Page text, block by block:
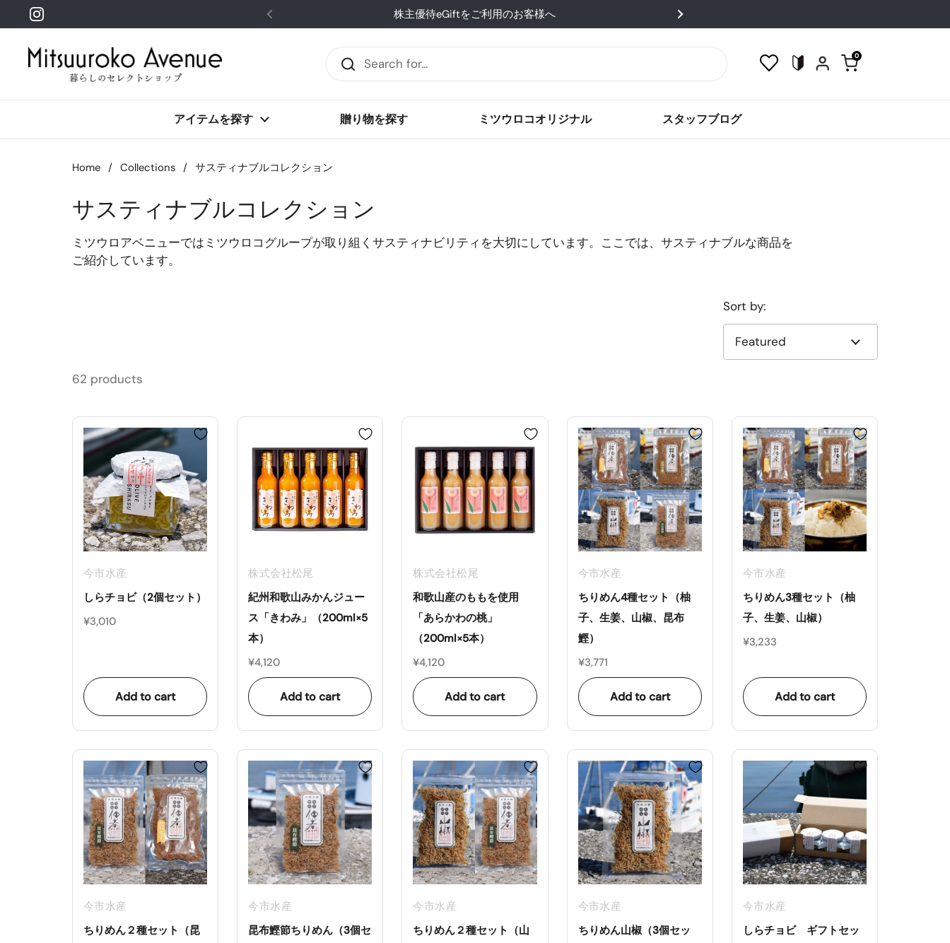
Skip to content
Instagram
株主優待eGiftをご利用のお客様へ
Open cart
0
アイテムを探す 贈り物を探す ミツウロコオリジナル スタッフブログ
Home / Collections / サスティナブルコレクション
サスティナブルコレクション
ミツウロアベニューではミツウロコグループが取り組くサスティナビリティを大切にしています。ここでは、サスティナブルな商品を
ご紹介しています。
Sort by:
62 products
今市水産
しらチョビ（2個セット）
¥3,010
Add to cart
株式会社松尾
紀州和歌山みかんジュー
ス「きわみ」（200ml×5
本）
¥4,120
Add to cart
株式会社松尾
和歌山産のももを使用
「あらかわの桃」
（200ml×5本）
¥4,120
Add to cart
今市水産
ちりめん4種セット（柚
子、生姜、山椒、昆布
鰹）
¥3,771
Add to cart
今市水産
ちりめん3種セット（柚
子、生姜、山椒）
¥3,233
Add to cart
今市水産
ちりめん２種セット（昆
今市水産
昆布鰹節ちりめん（3個セ
今市水産
ちりめん２種セット（山
今市水産
ちりめん山椒（3個セッ
今市水産
しらチョビ ギフトセッ